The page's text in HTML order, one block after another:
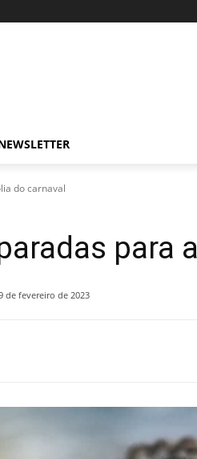
do carnaval
para
de fevereiro de 2023